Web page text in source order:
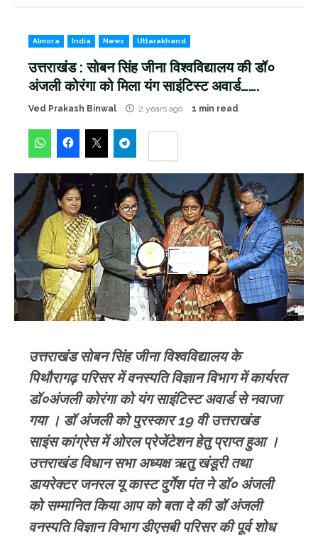
Almora India News Uttarakhand
उत्तराखंड : सोबन सिंह जीना विश्वविद्यालय की डॉ०
अंजली कोरंगा को मिला यंग साइंटिस्ट अवार्ड…….
Ved Prakash Binwal 2 years ago 1 min read
उत्तराखंड सोबन सिंह जीना विश्वविद्यालय के
पिथौरागढ़ परिसर में वनस्पति विज्ञान विभाग में कार्यरत
डॉ०अंजली कोरंगा को यंग साइंटिस्ट अवार्ड से नवाजा
गया । डॉ अंजली को पुरस्कार 19 वी उत्तराखंड
साइंस कांग्रेस में ओरल प्रेजेंटेशन हेतु प्राप्त हुआ ।
उत्तराखंड विधान सभा अध्यक्ष ऋतु खंडूरी तथा
डायरेक्टर जनरल यू कास्ट दुर्गेश पंत ने डॉ० अंजली
को सम्मानित किया आप को बता दे की डॉ अंजली
वनस्पति विज्ञान विभाग डीएसबी परिसर की पूर्व शोध